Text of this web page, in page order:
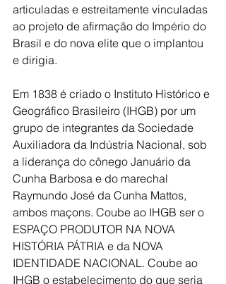
articuladas e estreitamente vinculadas
ao projeto de afirmação do Império do
Brasil e do nova elite que o implantou
e dirigia.
Em 1838 é criado o Instituto Histórico e
Geográfico Brasileiro (IHGB) por um
grupo de integrantes da Sociedade
Auxiliadora da Indústria Nacional, sob
a liderança do cônego Januário da
Cunha Barbosa e do marechal
Raymundo José da Cunha Mattos,
ambos maçons. Coube ao IHGB ser o
ESPAÇO PRODUTOR NA NOVA
HISTÓRIA PÁTRIA e da NOVA
IDENTIDADE NACIONAL. Coube ao
IHGB o estabelecimento do que seria